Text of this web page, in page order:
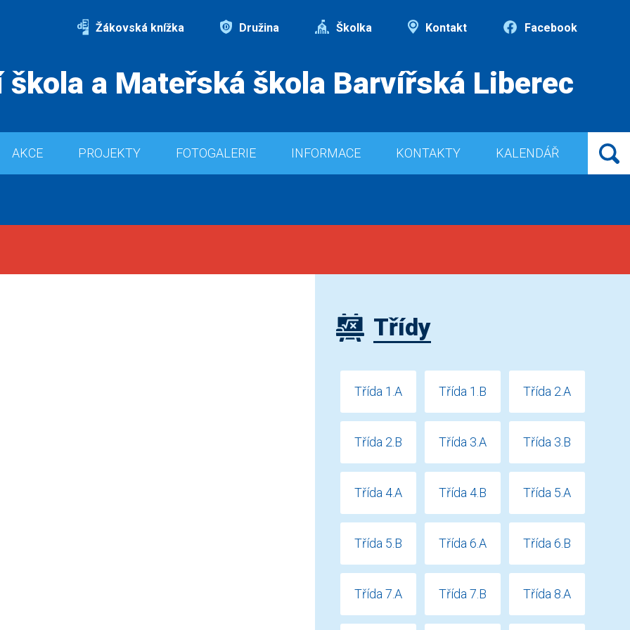
Žákovská knížka Družina Školka Kontakt Facebook
škola a Mateřská škola Barvířská Liberec
AKCE PROJEKTY FOTOGALERIE INFORMACE KONTAKTY KALENDÁŘ
Třídy
Třída 1.A Třída 1.B Třída 2.A
Třída 2.B Třída 3.A Třída 3.B
Třída 4.A Třída 4.B Třída 5.A
Třída 5.B Třída 6.A Třída 6.B
Třída 7.A Třída 7.B Třída 8.A